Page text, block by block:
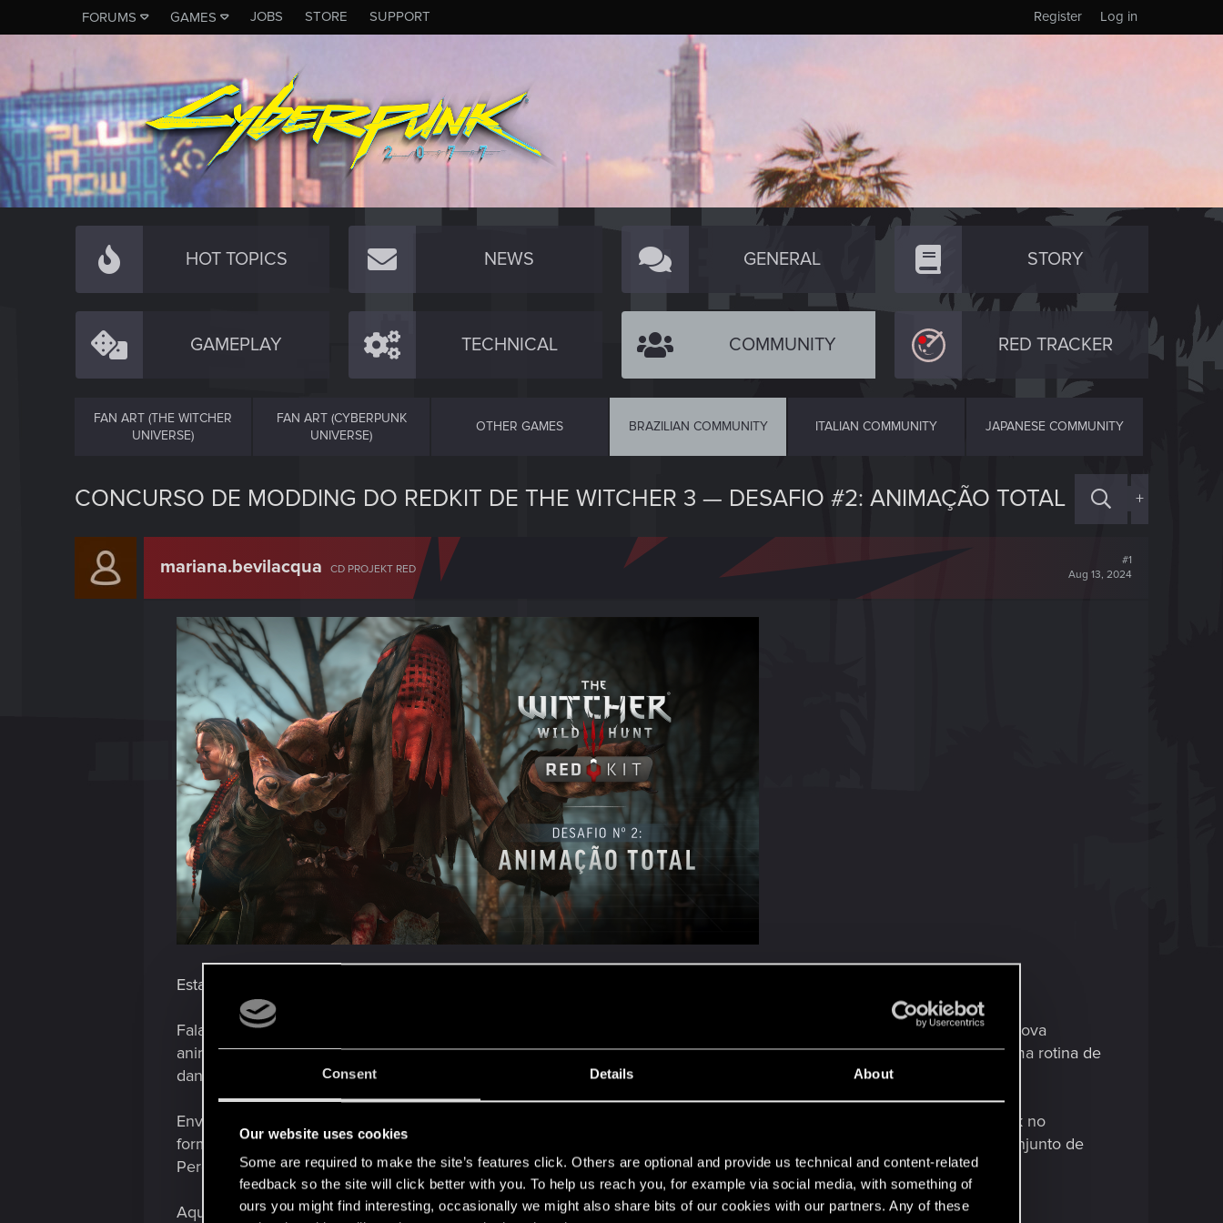
Consent Details About
Our website uses cookies
Some are required to make the site’s features click. Others are optional and provide us technical and content-related
feedback so the site will click better with you. To help us reach you, for example via social media, with something of
ours you might find interesting, occasionally we might also share bits of our cookies with our partners. Any of these
FORUMS GAMES JOBS STORE SUPPORT Log in
Register
HOT TOPICS NEWS GENERAL STORY
GAMEPLAY TECHNICAL COMMUNITY RED TRACKER
FAN ART (THE WITCHER
UNIVERSE)
FAN ART (CYBERPUNK
UNIVERSE)
OTHER GAMES BRAZILIAN COMMUNITY ITALIAN COMMUNITY JAPANESE COMMUNITY
CONCURSO DE MODDING DO REDKIT DE THE WITCHER 3 — DESAFIO #2: ANIMAÇÃO TOTAL +
mariana.bevilacqua CD PROJEKT RED
#1
Aug 13, 2024
Estamos passando para o segundo desafio de modding do REDkit de The Witcher 3.
Falando em animação — neste desafio, você se tornará o marionetista de um PNJ. Nós o encarregamos de criar uma nova
animação para qualquer personagemexceto Geralt. Pode ser uma pose legal que combine com o Modo Fotografia, uma rotina de
dança coreografada ou qualquer coisa entre uma e outra.
Envie seu trabalho fazendo o upload no Nexus Mods em
e compartilhando o link no
formulário de envio no site oficial do concurso:
. Lá, você também encontrará um conjunto de
Perguntas Frequentes para te orientar.
Aqui estão alguns lembretes: